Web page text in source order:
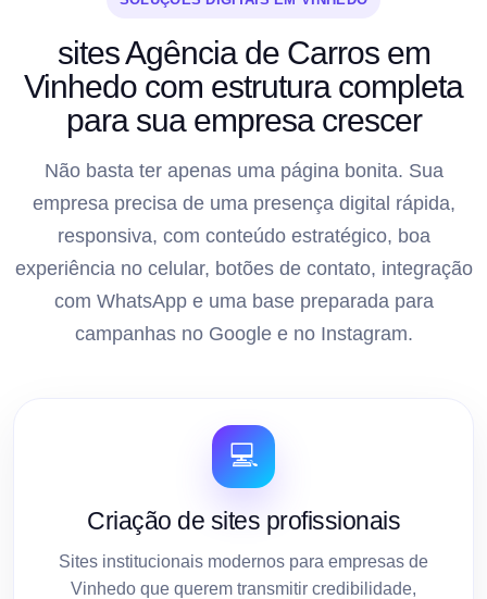
sites Agência de Carros em
Vinhedo com estrutura completa
para sua empresa crescer
Não basta ter apenas uma página bonita. Sua
empresa precisa de uma presença digital rápida,
responsiva, com conteúdo estratégico, boa
experiência no celular, botões de contato, integração
com WhatsApp e uma base preparada para
campanhas no Google e no Instagram.
💻
Criação de sites profissionais
Sites institucionais modernos para empresas de
Vinhedo que querem transmitir credibilidade,